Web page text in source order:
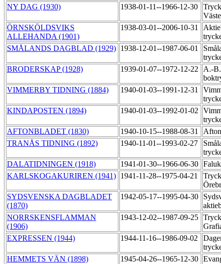
NY DAG (1930)
1938-01-11--1966-12-30
ÖRNSKÖLDSVIKS
ALLEHANDA (1901)
1938-03-01--2006-10-31
SMÅLANDS DAGBLAD (1929) 1938-12-01--1987-06-01
BRODERSKAP (1928)
1939-01-07--1972-12-22
A.-
VIMMERBY TIDNING (1884)
1940-01-03--1991-12-31
KINDAPOSTEN (1894)
1940-01-03--1992-01-02
AFTONBLADET (1830)
1940-10-15--1988-08-31
TRANÅS TIDNING (1892)
1940-11-01--1993-02-27
DALATIDNINGEN (1918)
1941-01-30--1966-06-30
KARLSKOGAKURIREN (1941) 1941-11-28--1975-04-21
SYDSVENSKA DAGBLADET
(1870)
1942-05-17--1995-04-30
NORRSKENSFLAMMAN
(1906)
1943-12-02--1987-09-25
EXPRESSEN (1944)
1944-11-16--1986-09-02
HEMMETS VÄN (1898)
1945-04-26--1965-12-30